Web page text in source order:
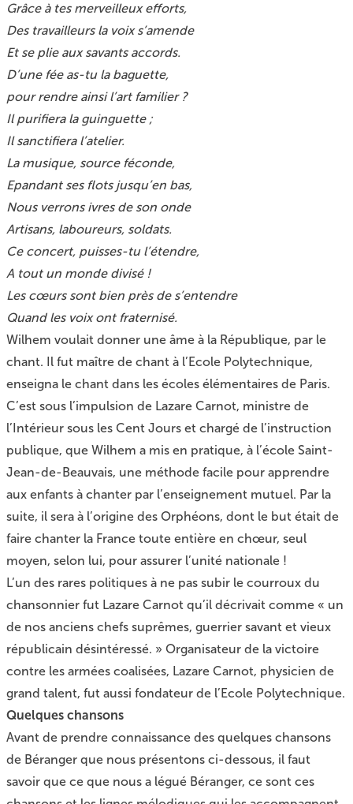
Grâce à tes merveilleux efforts,
Des travailleurs la voix s’amende
Et se plie aux savants accords.
D’une fée as-tu la baguette,
pour rendre ainsi l’art familier ?
Il purifiera la guinguette ;
Il sanctifiera l’atelier.
La musique, source féconde,
Epandant ses flots jusqu’en bas,
Nous verrons ivres de son onde
Artisans, laboureurs, soldats.
Ce concert, puisses-tu l’étendre,
A tout un monde divisé !
Les cœurs sont bien près de s’entendre
Quand les voix ont fraternisé.
Wilhem voulait donner une âme à la République, par le
chant. Il fut maître de chant à l’Ecole Polytechnique,
enseigna le chant dans les écoles élémentaires de Paris.
C’est sous l’impulsion de Lazare Carnot, ministre de
l’Intérieur sous les Cent Jours et chargé de l’instruction
publique, que Wilhem a mis en pratique, à l’école Saint-
Jean-de-Beauvais, une méthode facile pour apprendre
aux enfants à chanter par l’enseignement mutuel. Par la
suite, il sera à l’origine des Orphéons, dont le but était de
faire chanter la France toute entière en chœur, seul
moyen, selon lui, pour assurer l’unité nationale !
L’un des rares politiques à ne pas subir le courroux du
chansonnier fut Lazare Carnot qu’il décrivait comme « un
de nos anciens chefs suprêmes, guerrier savant et vieux
républicain désintéressé. » Organisateur de la victoire
contre les armées coalisées, Lazare Carnot, physicien de
grand talent, fut aussi fondateur de l’Ecole Polytechnique.
Quelques chansons
Avant de prendre connaissance des quelques chansons
de Béranger que nous présentons ci-dessous, il faut
savoir que ce que nous a légué Béranger, ce sont ces